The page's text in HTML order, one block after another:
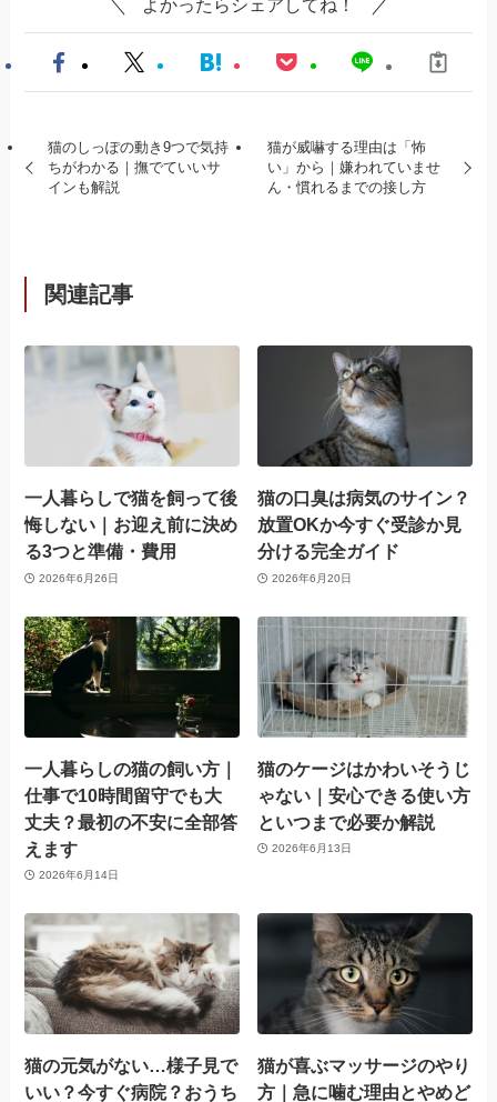
よかったらシェアしてね！
猫のしっぽの動き9つで気持
ちがわかる｜撫でていいサ
インも解説
猫が威嚇する理由は「怖
い」から｜嫌われていませ
ん・慣れるまでの接し方
関連記事
一人暮らしで猫を飼って後
悔しない｜お迎え前に決め
る3つと準備・費用
2026年6月26日
猫の口臭は病気のサイン？
放置OKか今すぐ受診か見
分ける完全ガイド
2026年6月20日
一人暮らしの猫の飼い方｜
仕事で10時間留守でも大
丈夫？最初の不安に全部答
えます
2026年6月14日
猫のケージはかわいそうじ
ゃない｜安心できる使い方
といつまで必要か解説
2026年6月13日
猫の元気がない…様子見で
いい？今すぐ病院？おうち
猫が喜ぶマッサージのやり
方｜急に噛む理由とやめど